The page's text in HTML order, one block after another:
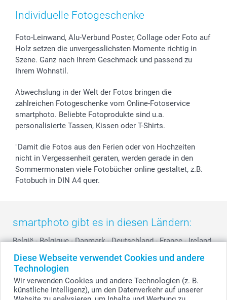
Diese Webseite verwendet Cookies und andere
Technologien
Wir verwenden Cookies und andere Technologien (z. B.
künstliche Intelligenz), um den Datenverkehr auf unserer
Zubehör & Material
Foto-Kalender & Agenden
Sticker & Etiketten
Geschenk-Gutscheine (PDF)
AGB
Presse
Partnerprogramme
Investor Relations
B2B smartbusiness
Widerrufsrecht
Muttertag
Kommunion & Konfirmation
Hochzeit
Geburtstag
Geburt
Zu allen Anlässen
Anmelden /Registrieren
Preise und Versandkosten
Lieferfristen
72h Lieferung
Zahlungsmöglichkeiten
Sitemap
Status der Bestellung
smartfriends
smartgarantie
smartbonus
Individuelle Fotogeschenke
Foto-Leinwand, Alu-Verbund Poster, Collage oder Foto auf
Holz setzen die unvergesslichsten Momente richtig in
Szene. Ganz nach Ihrem Geschmack und passend zu
Ihrem Wohnstil.
Abwechslung in der Welt der Fotos bringen die
zahlreichen Fotogeschenke vom Online-Fotoservice
smartphoto. Beliebte Fotoprodukte sind u.a.
personalisierte Tassen, Kissen oder T-Shirts.
"Damit die Fotos aus den Ferien oder von Hochzeiten
nicht in Vergessenheit geraten, werden gerade in den
Sommermonaten viele Fotobücher online gestaltet, z.B.
Fotobuch in DIN A4 quer.
smartphoto gibt es in diesen Ländern:
België - Belgique - Danmark - Deutschland - France - Ireland
- Nederland - Norge - Österreich - Schweiz Suisse -
Switzerland - Suomi
Other Countries